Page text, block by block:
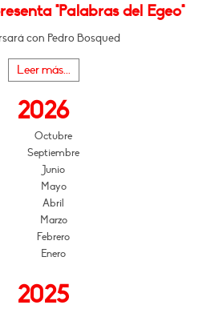
"Palabras del Egeo"
con Pedro Bosqued
Leer más...
2026
Octubre
Septiembre
Junio
Mayo
Abril
Marzo
Febrero
Enero
2025